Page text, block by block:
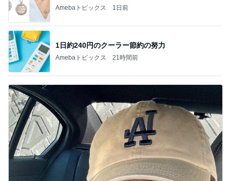
Amebaトピックス 21時間前
無事に終わった大変なお墓の掃除
Amebaトピックス 14時間前